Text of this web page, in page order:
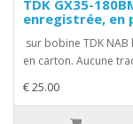
TDK GX35-
enregistrée,
sur bobine TDK
en carton. Aucune
€ 25.00